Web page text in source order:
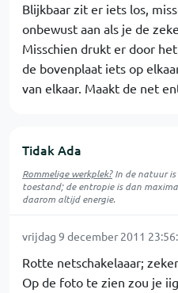
Blijkbaar zit er iets los,
onbewust aan als je de
Misschien drukt er door
de bovenplaat iets op
van elkaar. Maakt de net
Tidak Ada
Rommelige werkplek?In de natuur is
toestand; de entropie is dan
daarom altijd energie.
vrijdag 9 december 2011
Rotte netschakelaaar;
Op de foto te zien zou je